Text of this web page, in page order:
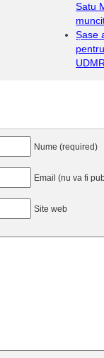
Satu
Șase
Nume (required)
Email (nu va fi
Site web